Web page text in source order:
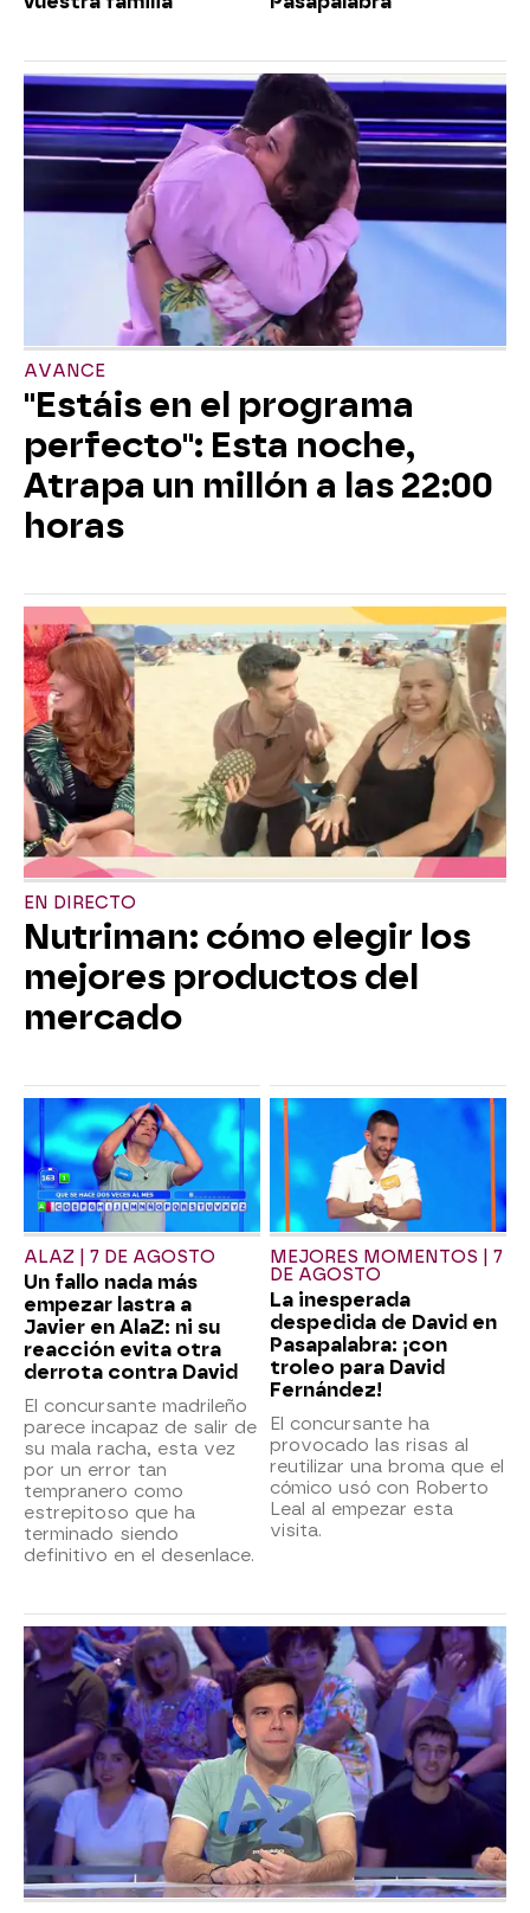
AVANCE
"Estáis en el programa
perfecto": Esta noche,
Atrapa un millón a las 22:00
horas
EN DIRECTO
Nutriman: cómo elegir los
mejores productos del
mercado
ALAZ | 7 DE AGOSTO
Un fallo nada más
empezar lastra a
Javier en AlaZ: ni su
reacción evita otra
derrota contra David
El concursante madrileño
parece incapaz de salir de
su mala racha, esta vez
por un error tan
tempranero como
estrepitoso que ha
terminado siendo
definitivo en el desenlace.
MEJORES MOMENTOS | 7
DE AGOSTO
La inesperada
despedida de David en
Pasapalabra: ¡con
troleo para David
Fernández!
El concursante ha
provocado las risas al
reutilizar una broma que el
cómico usó con Roberto
Leal al empezar esta
visita.